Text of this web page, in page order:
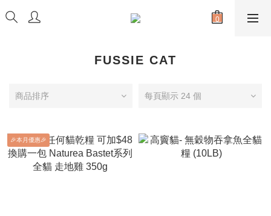
FUSSIE CAT
商品排序 每頁顯示 24 個
🎉本月優惠🎉